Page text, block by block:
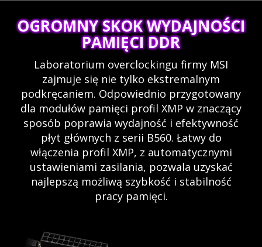
OGROMNY SKOK WYDAJNOŚCI
PAMIĘCI DDR
Laboratorium overclockingu firmy MSI
zajmuje się nie tylko ekstremalnym
podkręcaniem. Odpowiednio przygotowany
dla modułów pamięci profil XMP w znaczący
sposób poprawia wydajność i efektywność
płyt głównych z serii B560. Łatwy do
włączenia profil XMP, z automatycznymi
ustawieniami zasilania, pozwala uzyskać
najlepszą możliwą szybkość i stabilność
pracy pamięci.